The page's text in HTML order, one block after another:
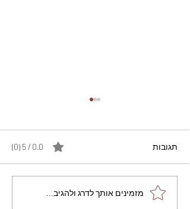
מתכון מנצח עוגת מייפל
תגובות 0.0 / 5 ‏(0)
מזמינים אותך לדרג ולהגיב...